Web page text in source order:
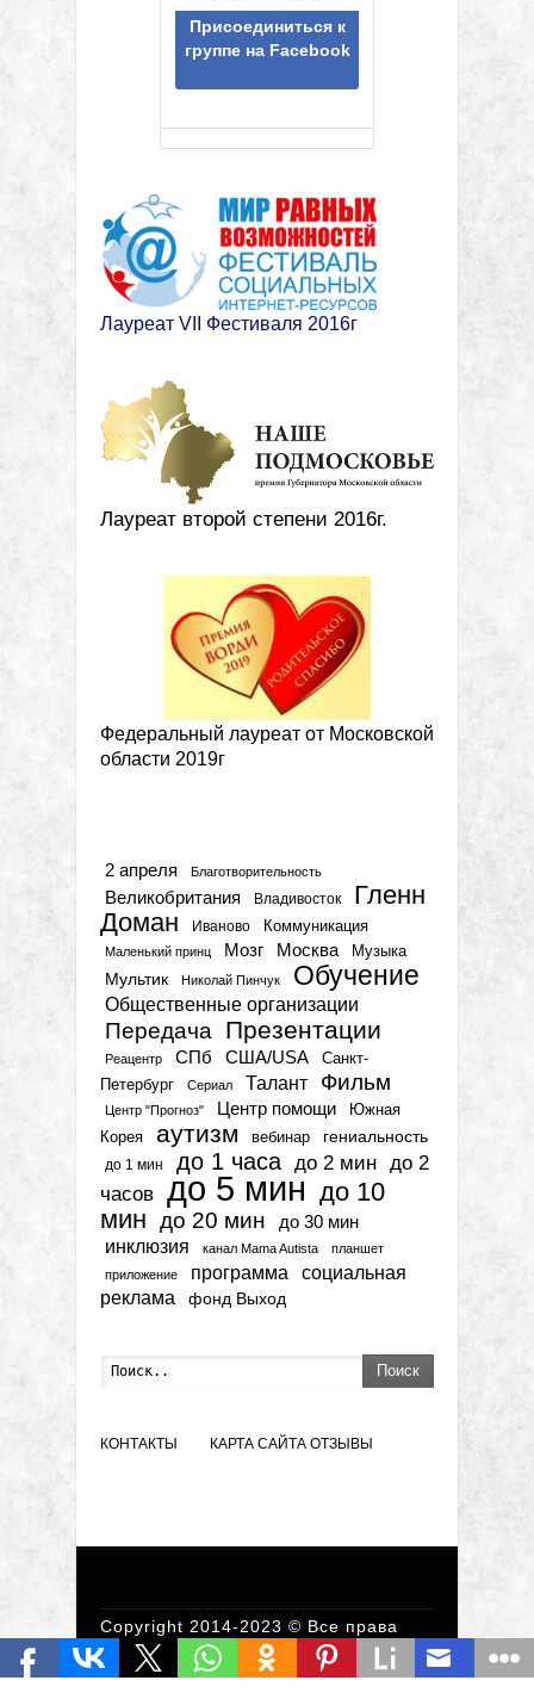
Присоединиться к
группе на Facebook
Лауреат VII Фестиваля 2016г
Лауреат второй степени 2016г.
Федеральный лауреат от Московской
области 2019г
2 апреля Благотворительность
Великобритания Владивосток
Гленн
Доман
Иваново Коммуникация
Маленький принц Мозг Москва Музыка
Мультик Николай Пинчук Обучение
Общественные организации
Передача Презентации
Реацентр СПб США/USA
Санкт-
Петербург
Сериал Талант Фильм
Центр "Прогноз" Центр помощи
Южная
Корея
аутизм вебинар гениальность
до 1 мин до 1 часа до 2 мин до 2
часов до 5 мин до 10
мин до 20 мин до 30 мин
инклюзия канал Mama Autista
планшет
приложение
программа
социальная
реклама
фонд Выход
Поиск
КОНТАКТЫ КАРТА САЙТА ОТЗЫВЫ
Copyright 2014-2023 © Все права
защищены